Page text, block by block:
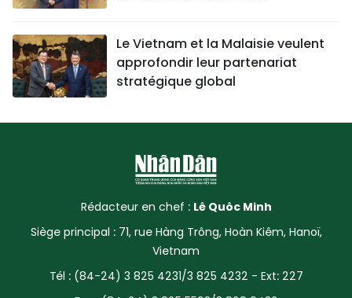
Le Vietnam et la Malaisie veulent
approfondir leur partenariat
stratégique global
Rédacteur en chef : Lê Quôc Minh
Siège principal : 71, rue Hàng Trông, Hoàn Kiêm, Hanoï,
Vietnam
Tél : (84-24) 3 825 4231/3 825 4232 - Ext: 227